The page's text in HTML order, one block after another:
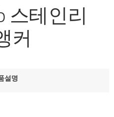
스테인리
커
설명